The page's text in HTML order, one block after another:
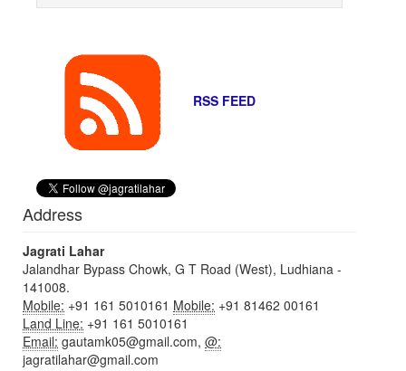
RSS FEED
Address
Jagrati Lahar
Jalandhar Bypass Chowk, G T Road (West), Ludhiana -
141008.
Mobile: +91 161 5010161 Mobile: +91 81462 00161
Land Line: +91 161 5010161
Email: gautamk05@gmail.com, @:
jagratilahar@gmail.com